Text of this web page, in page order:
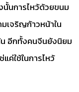
นการไหว้ด้วยขนม
เจริญก้าวหน้าใน
อีกทั้งคนจีนยังนิยม
ค่ใช้ในการไหว้